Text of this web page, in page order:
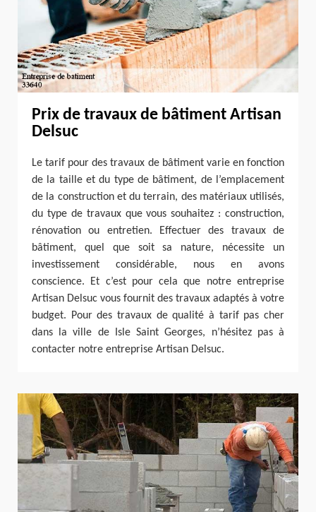
Prix de travaux de bâtiment Artisan
Delsuc
Le tarif pour des travaux de bâtiment varie en fonction
de la taille et du type de bâtiment, de l’emplacement
de la construction et du terrain, des matériaux utilisés,
du type de travaux que vous souhaitez : construction,
rénovation ou entretien. Effectuer des travaux de
bâtiment, quel que soit sa nature, nécessite un
investissement considérable, nous en avons
conscience. Et c’est pour cela que notre entreprise
Artisan Delsuc vous fournit des travaux adaptés à votre
budget. Pour des travaux de qualité à tarif pas cher
dans la ville de Isle Saint Georges, n’hésitez pas à
contacter notre entreprise Artisan Delsuc.